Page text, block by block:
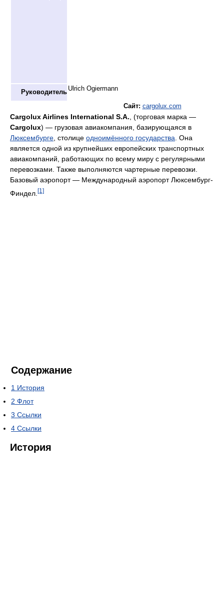
Руководитель Ulrich Ogiermann
Сайт: cargolux.com
Cargolux Airlines International S.A. , (торговая марка —
Cargolux) — грузовая авиакомпания, базирующаяся в
Люксембурге , столице одноимённого государства . Она
является одной из крупнейших европейских транспортных
авиакомпаний, работающих по всему миру с регулярными
перевозками. Также выполняются чартерные перевозки.
Базовый аэропорт — Международный аэропорт Люксембург-
Финдел. [1]
Содержание
1 История
2 Флот
3 Ссылки
4 Ссылки
История